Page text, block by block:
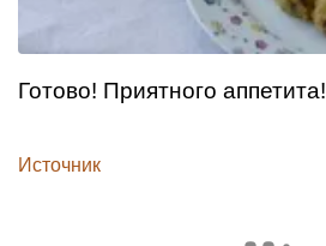
Готово! Приятного аппетита!
Источник